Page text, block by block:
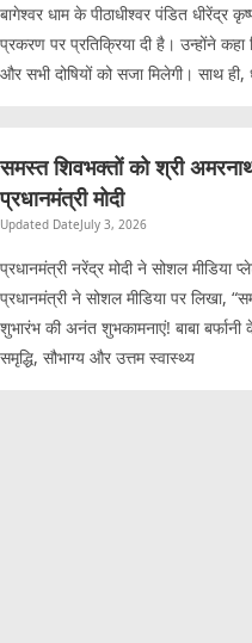
बागेश्वर धाम के पीठाधीश्वर पंडित धीरेंद्र
प्रकरण पर प्रतिक्रिया दी है। उन्होंने
और सभी दोषियों को सजा मिलेगी। साथ
समस्त शिवभक्तों को श्री
प्रधानमंत्री मोदी
Updated DateJuly 3, 2026
प्रधानमंत्री नरेंद्र मोदी ने सोशल मीडिया
प्रधानमंत्री ने सोशल मीडिया पर लिखा,
शुभारंभ की अनंत शुभकामनाएं! बाबा
समृद्धि, सौभाग्य और उत्तम स्वास्थ्य